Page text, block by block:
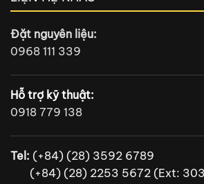
Hỗ trợ kỹ thuật:
0918 779 138
Tel:(+84) (28) 3592 6789
(+84) (28) 2253 5672 (Ext: 303)